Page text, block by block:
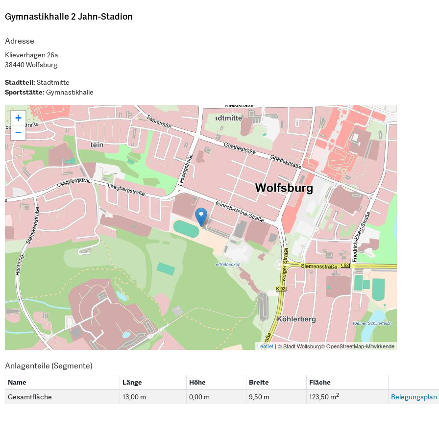
Gymnastikhalle 2 Jahn-Stadion
Adresse
Klieverhagen 26a
38440 Wolfsburg
Stadtteil: Stadtmitte
Sportstätte: Gymnastikhalle
+
−
Leaflet | © Stadt Wolfsburg© OpenStreetMap-Mitwirkende
Anlagenteile (Segmente)
Name Länge Höhe Breite
Fläche
Gesamtfläche
13,00 m 0,00 m 9,50 m 123,50 m2 Belegungsplan